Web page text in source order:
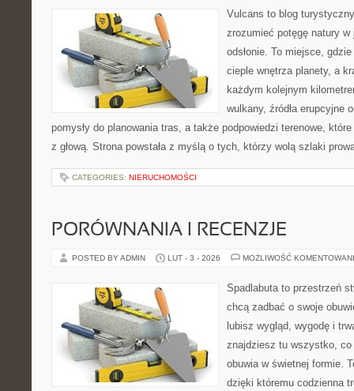
Vulcans to blog
zrozumieć potęgę natury w
odsłonie. To miejsce,
cieple wnętrza planety, a
każdym kolejnym
wulkany, źródła erupcyjne
pomysły do planowania tras, a także podpowiedzi terenowe,
z głową. Strona powstała z myślą o tych, którzy wolą szlaki
CATEGORIES: NIERUCHOMOŚCI
PORÓWNANIA I RECENZJE
POSTED BY ADMIN LUT - 3 - 2026 MOŻLIWOŚĆ
Spadlabuta to przestrzeń
chcą zadbać o swoje
lubisz wygląd, wygodę i
znajdziesz tu wszystko,
obuwia w świetnej formie.
dzięki któremu codzienna